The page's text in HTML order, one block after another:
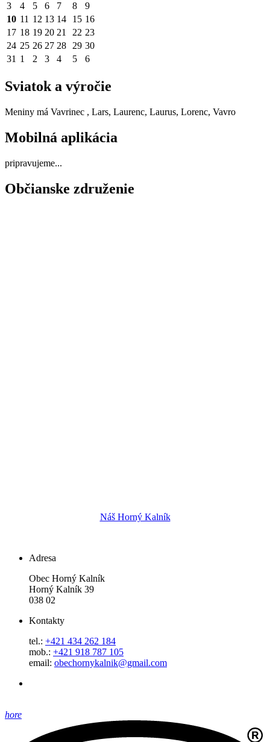
3
4 5 6 7 8
9
10 11 12 13 14 15 16
17 18 19 20 21 22 23
24 25 26 27 28 29 30
31 1 2 3 4 5 6
Sviatok a výročie
Meniny má Vavrinec , Lars, Laurenc, Laurus, Lorenc, Vavro
Mobilná aplikácia
pripravujeme...
Občianske združenie
Náš Horný Kalník
Adresa
Obec Horný Kalník
Horný Kalník 39
038 02
Kontakty
tel.: +421 434 262 184
mob.: +421 918 787 105
email: obechornykalnik@gmail.com
hore